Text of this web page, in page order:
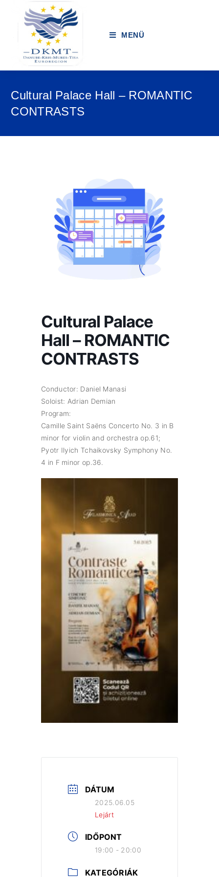
MENÜ
Cultural Palace Hall – ROMANTIC
CONTRASTS
Cultural Palace
Hall – ROMANTIC
CONTRASTS
Conductor: Daniel Manasi
Soloist: Adrian Demian
Program:
Camille Saint Saëns Concerto No. 3 in B
minor for violin and orchestra op.61;
Pyotr Ilyich Tchaikovsky Symphony No.
4 in F minor op.36.
DÁTUM
2025.06.05
Lejárt
IDŐPONT
19:00 - 20:00
KATEGÓRIÁK